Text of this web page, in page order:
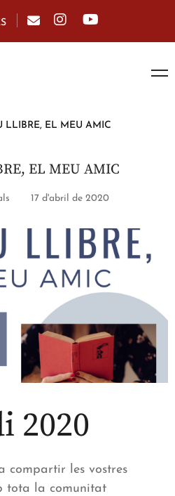
LLIBRE, EL MEU AMIC
EL MEU AMIC
17 d'abril de 2020
2020
compartir les vostres
tota la comunitat